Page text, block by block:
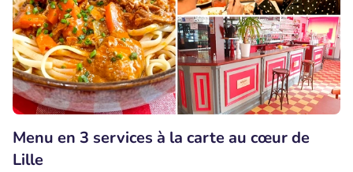
Menu en 3 services à la carte au cœur de
Lille